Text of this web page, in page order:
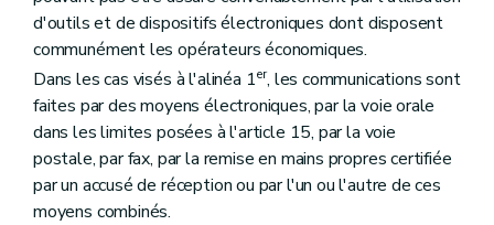
d'outils et de dispositifs électroniques dont disposent
communément les opérateurs économiques.
Dans les cas visés à l'alinéa 1er, les communications sont
faites par des moyens électroniques, par la voie orale
dans les limites posées à l'article 15, par la voie
postale, par fax, par la remise en mains propres certifiée
par un accusé de réception ou par l'un ou l'autre de ces
moyens combinés.